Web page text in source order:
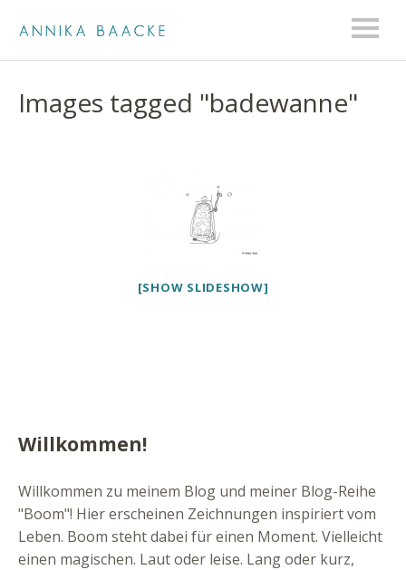
Images tagged "badewanne"
[SHOW SLIDESHOW]
Willkommen!
Willkommen zu meinem Blog und meiner Blog-Reihe
"Boom"! Hier erscheinen Zeichnungen inspiriert vom
Leben. Boom steht dabei für einen Moment. Vielleicht
einen magischen. Laut oder leise. Lang oder kurz,